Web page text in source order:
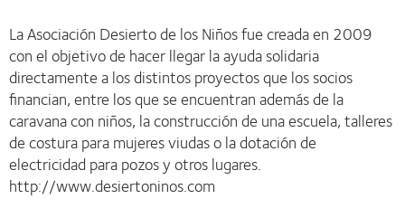
La Asociación Desierto de los Niños fue creada en 2009
con el objetivo de hacer llegar la ayuda solidaria
directamente a los distintos proyectos que los socios
financian, entre los que se encuentran además de la
caravana con niños, la construcción de una escuela, talleres
de costura para mujeres viudas o la dotación de
electricidad para pozos y otros lugares.
http://www.desiertoninos.com